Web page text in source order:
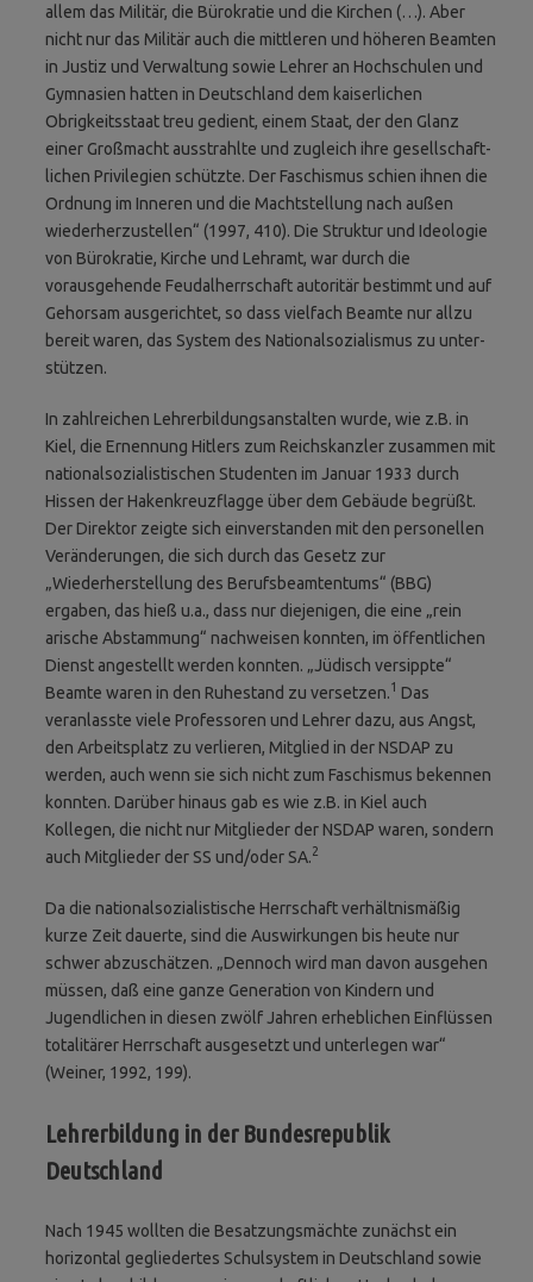
allem das Militär, die Bürokratie und die Kirchen (…). Aber
nicht nur das Militär auch die mittleren und höheren Beamten
in Justiz und Verwaltung sowie Lehrer an Hochschulen und
Gymnasien hatten in Deutschland dem kaiserlichen
Obrigkeitsstaat treu gedient, einem Staat, der den Glanz
einer Großmacht ausstrahlte und zugleich ihre gesellschaft­
lichen Privilegien schützte. Der Faschismus schien ihnen die
Ordnung im Inneren und die Machtstellung nach außen
wieder­herzustellen“ (1997, 410). Die Struktur und Ideologie
von Bürokratie, Kirche und Lehramt, war durch die
vorausgehende Feudalherrschaft autori­tär bestimmt und auf
Gehorsam ausgerichtet, so dass vielfach Beamte nur allzu
bereit waren, das System des National­sozialismus zu unter­
stützen.
In zahlreichen Lehrerbildungsanstalten wurde, wie z.B. in
Kiel, die Ernennung Hitlers zum Reichskanzler zusammen mit
nationalsozialisti­schen Studenten im Januar 1933 durch
Hissen der Hakenkreuzflagge über dem Gebäude begrüßt.
Der Direktor zeigte sich einverstanden mit den personellen
Veränderungen, die sich durch das Gesetz zur
„Wiederherstellung des Berufsbeamtentums“ (BBG)
ergaben, das hieß u.a., dass nur diejenigen, die eine „rein
arische Abstammung“ nachweisen konnten, im öffentlichen
Dienst angestellt werden konnten. „Jüdisch versippte“
Beamte waren in den Ruhestand zu versetzen.1 Das
veranlasste viele Professoren und Lehrer dazu, aus Angst,
den Arbeitsplatz zu verlieren, Mitglied in der NSDAP zu
werden, auch wenn sie sich nicht zum Faschismus bekennen
konnten. Darüber hinaus gab es wie z.B. in Kiel auch
Kollegen, die nicht nur Mitglieder der NSDAP waren, sondern
auch Mitglieder der SS und/oder SA.2
Da die nationalsozialistische Herrschaft verhält­nis­­mäßig
kurze Zeit dauerte, sind die Auswirkungen bis heute nur
schwer abzuschätzen. „Dennoch wird man davon ausgehen
müssen, daß eine ganze Generation von Kindern und
Jugendlichen in diesen zwölf Jahren erheblichen Einflüssen
totalitärer Herrschaft ausgesetzt und unterlegen war“
(Weiner, 1992, 199).
Lehrerbildung in der Bundesrepublik
Deutschland
Nach 1945 wollten die Besatzungsmächte zunächst ein
horizontal gegliedertes Schulsystem in Deutschland sowie